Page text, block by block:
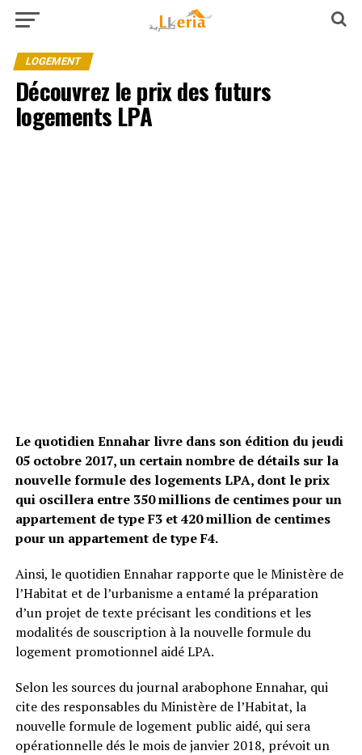
LOGEMENT
Découvrez le prix des futurs
logements LPA
Le quotidien Ennahar livre dans son édition du jeudi
05 octobre 2017, un certain nombre de détails sur la
nouvelle formule des logements LPA, dont le prix
qui oscillera entre 350 millions de centimes pour un
appartement de type F3 et 420 million de centimes
pour un appartement de type F4.
Ainsi, le quotidien Ennahar rapporte que le Ministère de
l’Habitat et de l’urbanisme a entamé la préparation
d’un projet de texte précisant les conditions et les
modalités de souscription à la nouvelle formule du
logement promotionnel aidé LPA.
Selon les sources du journal arabophone Ennahar, qui
cite des responsables du Ministère de l’Habitat, la
nouvelle formule de logement public aidé, qui sera
opérationnelle dés le mois de janvier 2018, prévoit un